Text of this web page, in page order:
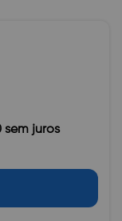
sem juros